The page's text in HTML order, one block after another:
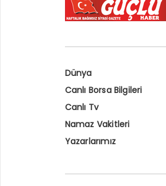
Dünya
Canlı Borsa Bilgileri
Canlı Tv
Namaz Vakitleri
Yazarlarımız